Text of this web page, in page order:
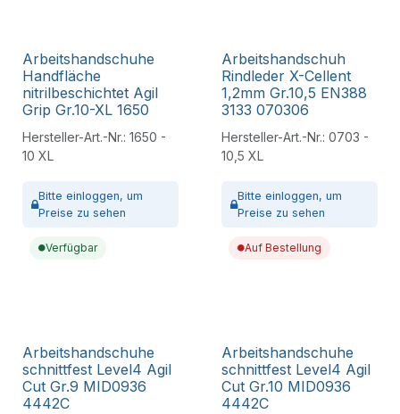
Arbeitshandschuhe
Handfläche
nitrilbeschichtet Agil
Grip Gr.10-XL 1650
Hersteller-Art.-Nr.: 1650 -
10 XL
Bitte einloggen, um
Preise zu sehen
Verfügbar
Arbeitshandschuh
Rindleder X-Cellent
1,2mm Gr.10,5 EN388
3133 070306
Hersteller-Art.-Nr.: 0703 -
10,5 XL
Bitte einloggen, um
Preise zu sehen
Auf Bestellung
Arbeitshandschuhe
schnittfest Level4 Agil
Cut Gr.9 MID0936
4442C
Arbeitshandschuhe
schnittfest Level4 Agil
Cut Gr.10 MID0936
4442C